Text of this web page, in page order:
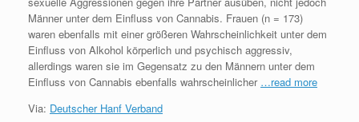
Männer unter dem Einfluss von Cannabis. Frauen (n = 173)
waren ebenfalls mit einer größeren Wahrscheinlichkeit unter dem
Einfluss von Alkohol körperlich und psychisch aggressiv,
allerdings waren sie im Gegensatz zu den Männern unter dem
Einfluss von Cannabis ebenfalls wahrscheinlicher …read more
Via: Deutscher Hanf Verband